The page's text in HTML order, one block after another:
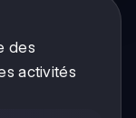
des
activités